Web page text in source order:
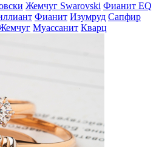
Жемчуг Swarovski Фианит EQ
Фианит Изумруд Сапфир
Муассанит Кварц